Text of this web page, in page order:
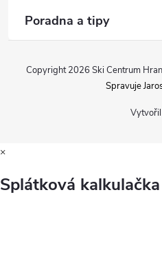
Poradna a tipy
Copyright 2026 Ski Centrum
Spravuje
×
Splátková kalkulačka